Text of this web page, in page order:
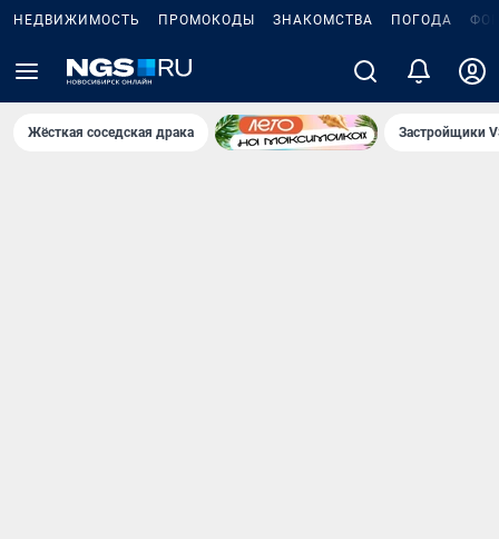
НЕДВИЖИМОСТЬ ПРОМОКОДЫ ЗНАКОМСТВА ПОГОДА
Жёсткая соседская драка Застройщики